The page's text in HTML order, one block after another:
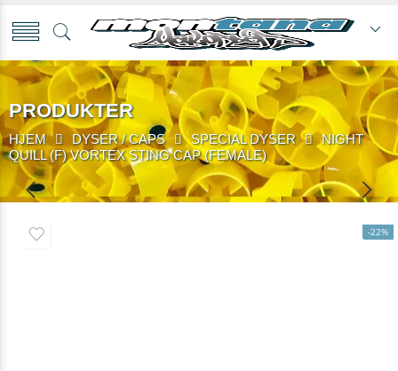
PRODUKTER
HJEM DYSER / CAPS SPECIAL DYSER
NIGHT
QUILL (F) VORTEX STING CAP (FEMALE)
-22%